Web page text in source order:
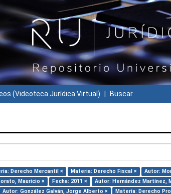
(Videoteca Jurídica Virtual) Buscar
Derecho Mercantil × Materia: Derecho Fiscal ×
Autor:
Mauricio × Fecha: 2011 ×
Autor: Hernández Martínez,
Autor: González Galván, Jorge Alberto × Materia: Derecho